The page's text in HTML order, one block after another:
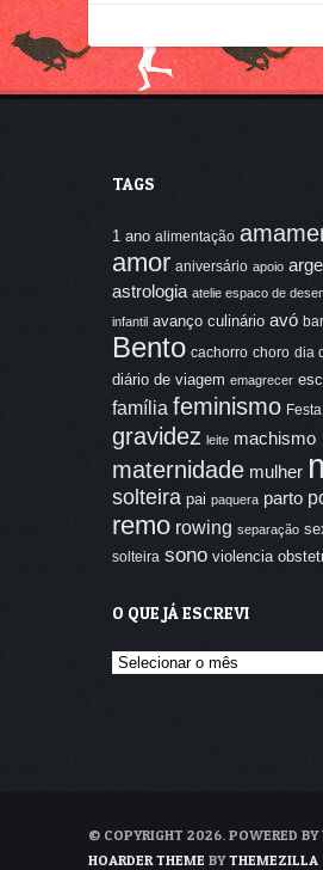
TAGS
1 ano alimentação
amor aniversário apoio
astrologia atelie espaco de
infantil avanço culinário avó
Bento cachorro choro dia
diário de viagem emagrecer
família feminismo Festa
gravidez leite machismo
maternidade mulher
solteira pai paquera parto
remo rowing separação
solteira sono violencia
O QUE JÁ ESCREVI
O
© COPYRIGHT 2026. POWERED BY
HOARDER THEME BYTHEMEZILLA